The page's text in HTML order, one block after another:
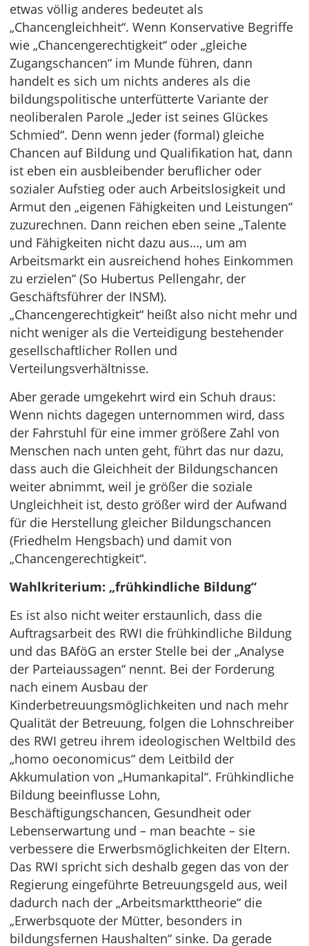
etwas völlig anderes bedeutet als
„Chancengleichheit“. Wenn Konservative Begriffe
wie „Chancengerechtigkeit“ oder „gleiche
Zugangschancen“ im Munde führen, dann
handelt es sich um nichts anderes als die
bildungspolitische unterfütterte Variante der
neoliberalen Parole „Jeder ist seines Glückes
Schmied“. Denn wenn jeder (formal) gleiche
Chancen auf Bildung und Qualifikation hat, dann
ist eben ein ausbleibender beruflicher oder
sozialer Aufstieg oder auch Arbeitslosigkeit und
Armut den „eigenen Fähigkeiten und Leistungen“
zuzurechnen. Dann reichen eben seine „Talente
und Fähigkeiten nicht dazu aus…, um am
Arbeitsmarkt ein ausreichend hohes Einkommen
zu erzielen“ (So Hubertus Pellengahr, der
Geschäftsführer der INSM).
„Chancengerechtigkeit“ heißt also nicht mehr und
nicht weniger als die Verteidigung bestehender
gesellschaftlicher Rollen und
Verteilungsverhältnisse.
Aber gerade umgekehrt wird ein Schuh draus:
Wenn nichts dagegen unternommen wird, dass
der Fahrstuhl für eine immer größere Zahl von
Menschen nach unten geht, führt das nur dazu,
dass auch die Gleichheit der Bildungschancen
weiter abnimmt, weil je größer die soziale
Ungleichheit ist, desto größer wird der Aufwand
für die Herstellung gleicher Bildungschancen
(Friedhelm Hengsbach) und damit von
„Chancengerechtigkeit“.
Wahlkriterium: „frühkindliche Bildung“
Es ist also nicht weiter erstaunlich, dass die
Auftragsarbeit des RWI die frühkindliche Bildung
und das BAföG an erster Stelle bei der „Analyse
der Parteiaussagen“ nennt. Bei der Forderung
nach einem Ausbau der
Kinderbetreuungsmöglichkeiten und nach mehr
Qualität der Betreuung, folgen die Lohnschreiber
des RWI getreu ihrem ideologischen Weltbild des
„homo oeconomicus“ dem Leitbild der
Akkumulation von „Humankapital“. Frühkindliche
Bildung beeinflusse Lohn,
Beschäftigungschancen, Gesundheit oder
Lebenserwartung und – man beachte – sie
verbessere die Erwerbsmöglichkeiten der Eltern.
Das RWI spricht sich deshalb gegen das von der
Regierung eingeführte Betreuungsgeld aus, weil
dadurch nach der „Arbeitsmarkttheorie“ die
„Erwerbsquote der Mütter, besonders in
bildungsfernen Haushalten“ sinke. Da gerade